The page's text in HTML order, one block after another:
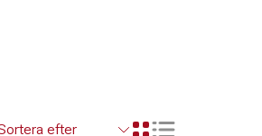
Visa resultaten i ett
Visa resultaten